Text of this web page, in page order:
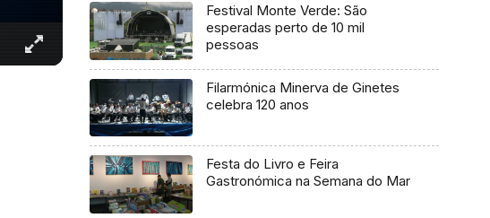
Festival Monte Verde: São
esperadas perto de 10 mil
pessoas
Filarmónica Minerva de Ginetes
celebra 120 anos
Festa do Livro e Feira
Gastronómica na Semana do Mar